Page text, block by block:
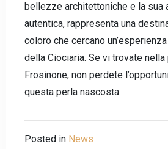
bellezze architettoniche e la sua
autentica, rappresenta una
coloro che cercano
della Ciociaria. Se vi trovate
Frosinone, non perdete
questa perla nascosta.
Posted in News